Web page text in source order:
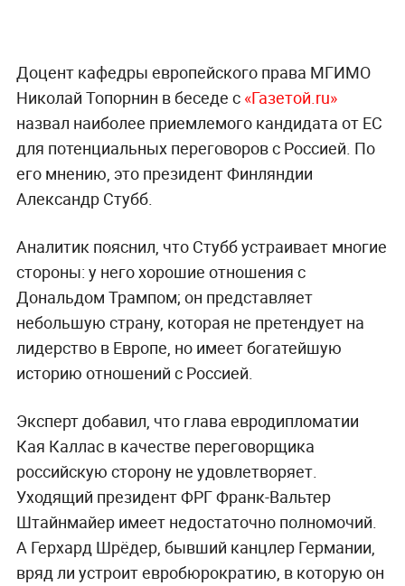
Доцент кафедры европейского права МГИМО
Николай Топорнин в беседе с «Газетой.ru»
назвал наиболее приемлемого кандидата от ЕС
для потенциальных переговоров с Россией. По
его мнению, это президент Финляндии
Александр Стубб.
Аналитик пояснил, что Стубб устраивает многие
стороны: у него хорошие отношения с
Дональдом Трампом; он представляет
небольшую страну, которая не претендует на
лидерство в Европе, но имеет богатейшую
историю отношений с Россией.
Эксперт добавил, что глава евродипломатии
Кая Каллас в качестве переговорщика
российскую сторону не удовлетворяет.
Уходящий президент ФРГ Франк-Вальтер
Штайнмайер имеет недостаточно полномочий.
А Герхард Шрёдер, бывший канцлер Германии,
вряд ли устроит евробюрократию, в которую он